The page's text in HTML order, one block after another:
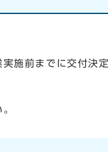
施前までに交付決